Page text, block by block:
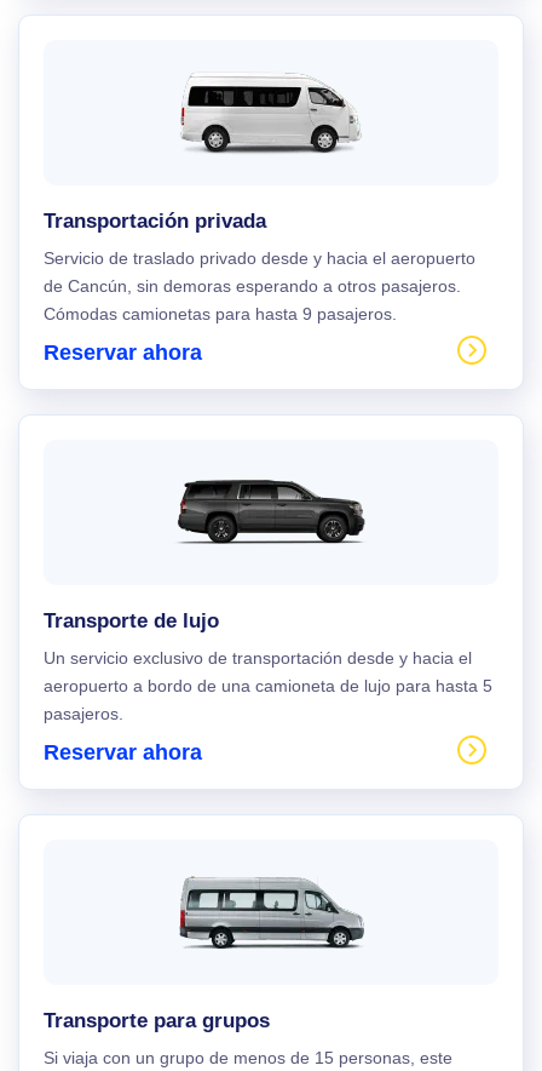
Transportación privada
Servicio de traslado privado desde y hacia el aeropuerto
de Cancún, sin demoras esperando a otros pasajeros.
Cómodas camionetas para hasta 9 pasajeros.
Reservar ahora
Transporte de lujo
Un servicio exclusivo de transportación desde y hacia el
aeropuerto a bordo de una camioneta de lujo para hasta 5
pasajeros.
Reservar ahora
Transporte para grupos
Si viaja con un grupo de menos de 15 personas, este